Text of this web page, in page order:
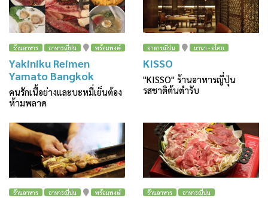
ร้านอาหาร อาหารญี่ปุ่น พร้อมพงษ์
Yakiniku Reimen
Yamato Bangkok
คนรักเนื้อย่างและบะหมี่เย็นต้อง
ห้ามพลาด
อาหารญี่ปุ่น นานา - อโศก
KISSO
"KISSO" ร้านอาหารญี่ปุ่น
รสชาติต้นตำรับ
ร้านอาหาร อาหารญี่ปุ่น พร้อมพงษ์ ร้านอาหาร อาหารญี่ปุ่น